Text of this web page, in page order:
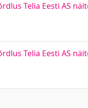
Telia Eesti AS
Telia Eesti AS